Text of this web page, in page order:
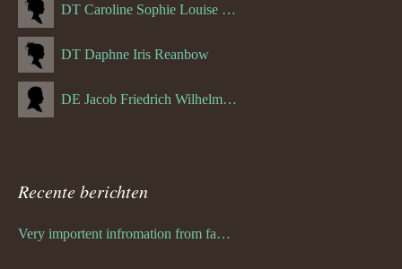
DT Caroline Sophie Louise Schreuder born Schwulst (13-05-1866)
DT Daphne Iris Reanbow
DE Jacob Friedrich Wilhelm Hurth
Recente berichten
Very importent infromation from family Schwulst